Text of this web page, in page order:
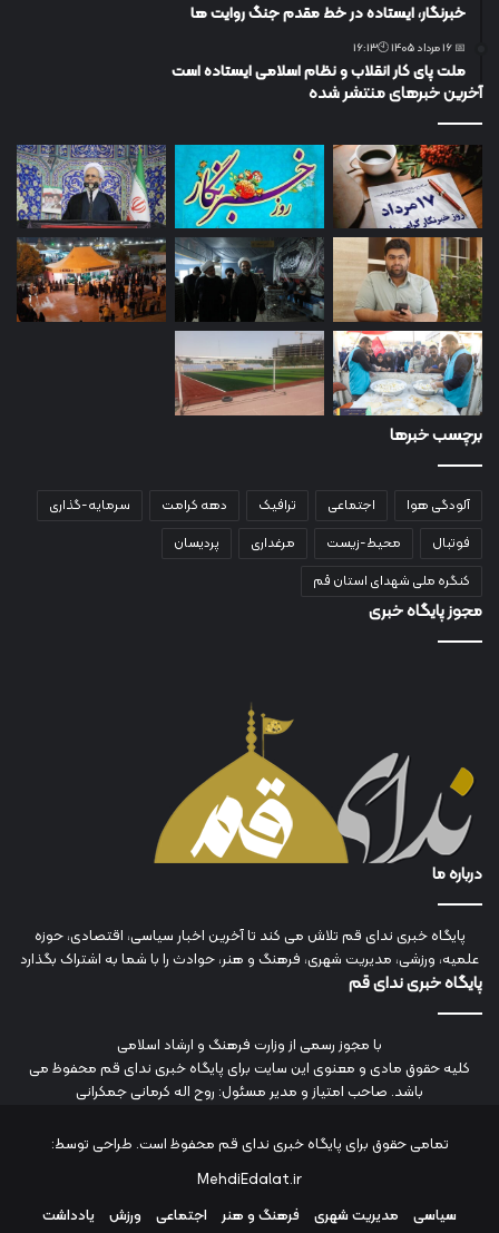
خبرنگار، ایستاده در خط مقدم جنگ روایت ها
📅 16 مرداد 1405 🕙16:13
ملت پای کار انقلاب و نظام اسلامی ایستاده است
آخرین خبرهای منتشر شده
برچسب خبرها
آلودگی هوا اجتماعی ترافیک دهه کرامت
سرمایه-گذاری
فوتبال
محیط-زیست مرغداری
پردیسان
کنگره ملی شهدای استان قم
مجوز پایگاه خبری
درباره ما
پایگاه خبری ندای قم تلاش می کند تا آخرین اخبار سیاسی، اقتصادی، حوزه
علمیه، ورزشی، مدیریت شهری، فرهنگ و هنر، حوادث را با شما به اشتراک بگذارد
پایگاه خبری ندای قم
با مجوز رسمی از وزارت فرهنگ و ارشاد اسلامی
کلیه حقوق مادی و معنوی این سایت برای پایگاه خبری ندای قم محفوظ می
باشد. صاحب امتیاز و مدیر مسئول: روح اله کرمانی جمکرانی
تمامی حقوق برای پایگاه خبری ندای قم محفوظ است. طراحی توسط:
MehdiEdalat.ir
سیاسی
مدیریت شهری فرهنگ و هنر اجتماعی ورزش یادداشت